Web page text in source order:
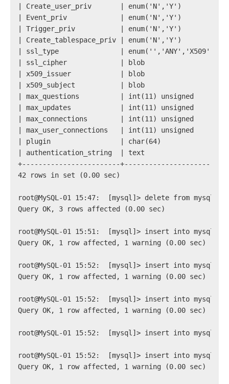
| Create_user_priv       | enum('N','Y')
| Event_priv             | enum('N','Y')
| Trigger_priv           | enum('N','Y')
| Create_tablespace_priv | enum('N','Y')
| ssl_type               |
| ssl_cipher             | blob
| x509_issuer            | blob
| x509_subject           | blob
| max_questions          | int(11)
| max_updates            | int(11)
| max_connections        | int(11)
| max_user_connections   | int(11)
| plugin                 | char(64)
| authentication_string  | text
+------------------------
42 rows in set (0.00 sec)
root@MySQL-01 15:47:  [mysql]> delete from
Query OK, 3 rows affected (0.00 sec)
root@MySQL-01 15:51:  [mysql]> insert
Query OK, 1 row affected, 1 warning (0.00 sec)
root@MySQL-01 15:52:  [mysql]> insert
Query OK, 1 row affected, 1 warning (0.00 sec)
root@MySQL-01 15:52:  [mysql]> insert
Query OK, 1 row affected, 1 warning (0.00 sec)
root@MySQL-01 15:52:  [mysql]> insert
root@MySQL-01 15:52:  [mysql]> insert
Query OK, 1 row affected, 1 warning (0.00 sec)